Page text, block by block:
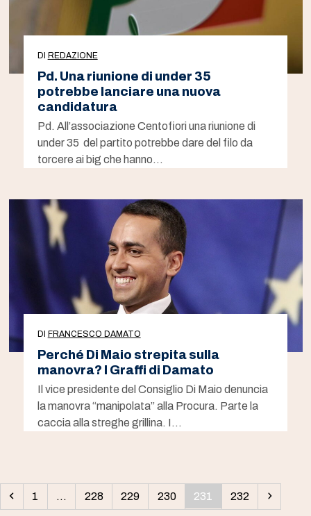
DI REDAZIONE
Pd. Una riunione di under 35
potrebbe lanciare una nuova
candidatura
Pd. All’associazione Centofiori una riunione di
under 35 del partito potrebbe dare del filo da
torcere ai big che hanno…
DI FRANCESCO DAMATO
Perché Di Maio strepita sulla
manovra? I Graffi di Damato
Il vice presidente del Consiglio Di Maio denuncia
la manovra “manipolata” alla Procura. Parte la
caccia alla streghe grillina. I…
Precedente
Pagina
1 … Pagina
228 Pagina
229 Pagina
230 Pagina
231 Pagina
232